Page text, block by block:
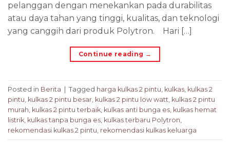
pelanggan dengan menekankan pada durabilitas
atau daya tahan yang tinggi, kualitas, dan teknologi
yang canggih dari produk Polytron. Hari […]
Continue reading →
Posted in Berita | Tagged harga kulkas 2 pintu kulkas kulkas 2
pintu kulkas 2 pintu besar kulkas 2 pintu low watt kulkas 2 pintu
murah kulkas 2 pintu terbaik kulkas anti bunga es kulkas hemat
listrik kulkas tanpa bunga es kulkas terbaru Polytron
rekomendasi kulkas 2 pintu rekomendasi kulkas keluarga